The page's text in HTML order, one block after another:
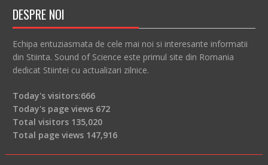
DESPRE NOI
Echipa entuziasmata de cele mai noi si interesante informatii
din Stiinta. Sound of Science este primul site din Romania
dedicat Stiintei cu actualizari zilnice.
Today's visitors:666
Today's page views 672
Total visitors 135,020
Total page views 147,916